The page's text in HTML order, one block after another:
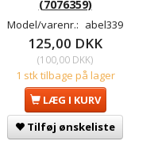
(7076359)
Model/varenr.: abel339
125,00 DKK
(100,00 DKK)
1 stk tilbage på lager
LÆG I KURV
Tilføj ønskeliste